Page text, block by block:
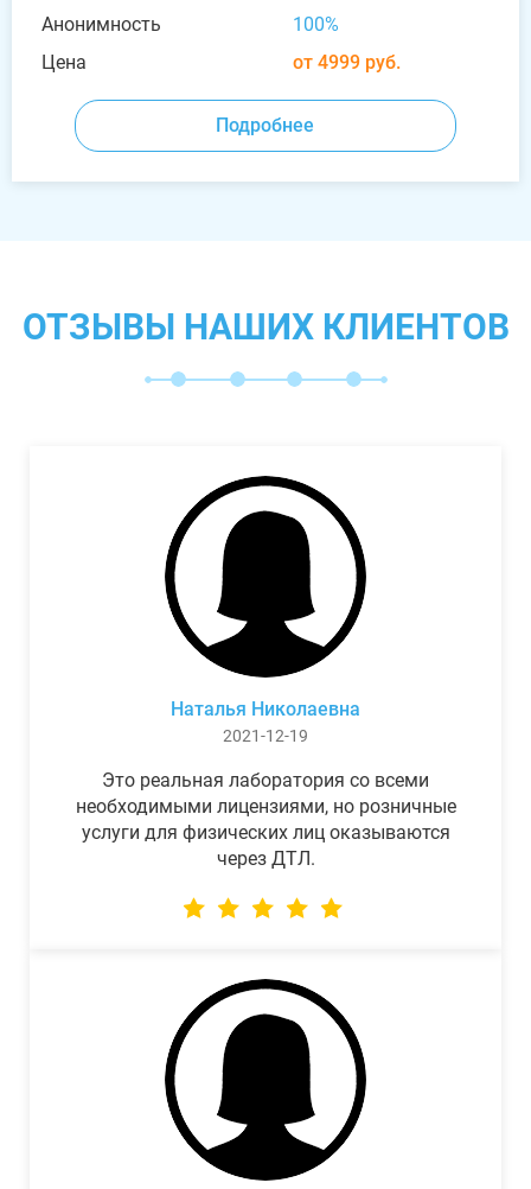
Анонимность
100%
Цена
от 4999 руб.
Подробнее
ОТЗЫВЫ НАШИХ КЛИЕНТОВ
Наталья Николаевна
2021-12-19
Это реальная лаборатория со всеми
необходимыми лицензиями, но розничные
услуги для физических лиц оказываются
через ДТЛ.